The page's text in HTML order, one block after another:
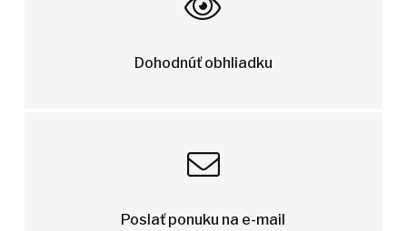
Dohodnúť obhliadku
Poslať ponuku na e-mail